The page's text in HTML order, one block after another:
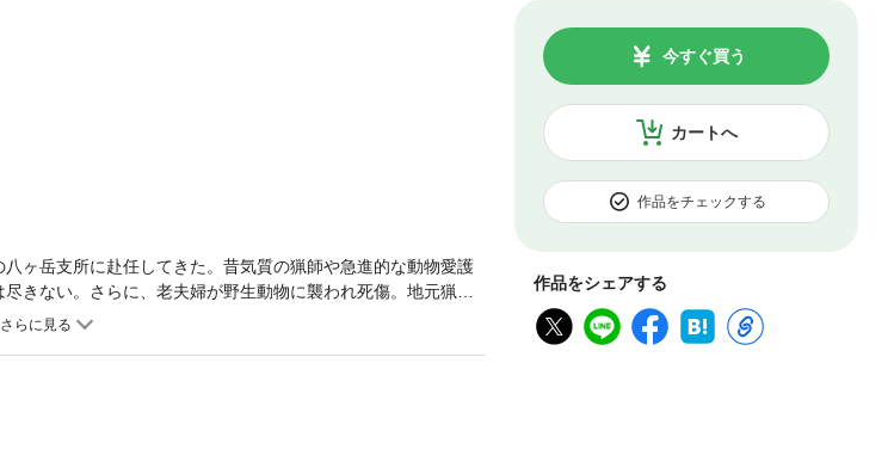
カートへ
今すぐ買う
作品をチェックする
作品をシェアする
ヶ岳支所に赴任してきた。昔気質の猟師や急進的な動物愛護
ない。さらに、老夫婦が野生動物に襲われ死傷。地元猟師
グマの仕業なのか？ だが、そこには、稲妻さえもが懼れる怪